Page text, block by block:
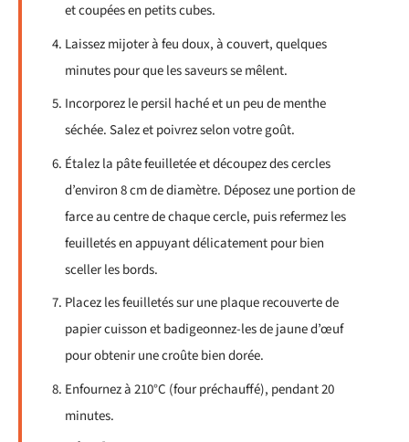
et coupées en petits cubes.
Laissez mijoter à feu doux, à couvert, quelques
minutes pour que les saveurs se mêlent.
Incorporez le persil haché et un peu de menthe
séchée. Salez et poivrez selon votre goût.
Étalez la pâte feuilletée et découpez des cercles
d’environ 8 cm de diamètre. Déposez une portion de
farce au centre de chaque cercle, puis refermez les
feuilletés en appuyant délicatement pour bien
sceller les bords.
Placez les feuilletés sur une plaque recouverte de
papier cuisson et badigeonnez-les de jaune d’œuf
pour obtenir une croûte bien dorée.
Enfournez à 210°C (four préchauffé), pendant 20
minutes.